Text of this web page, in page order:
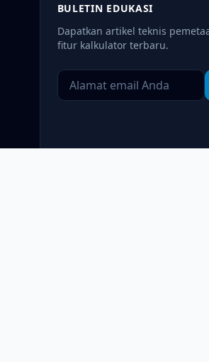
BULETIN EDUKASI
Dapatkan artikel teknis
fitur kalkulator terbaru.